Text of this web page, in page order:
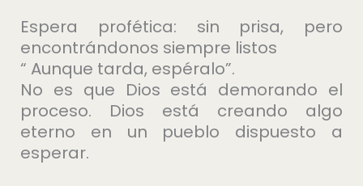
Espera profética: sin prisa, pero
encontrándonos siempre listos
“ Aunque tarda, espéralo”.
No es que Dios está demorando el
proceso. Dios está creando algo
eterno en un pueblo dispuesto a
esperar.